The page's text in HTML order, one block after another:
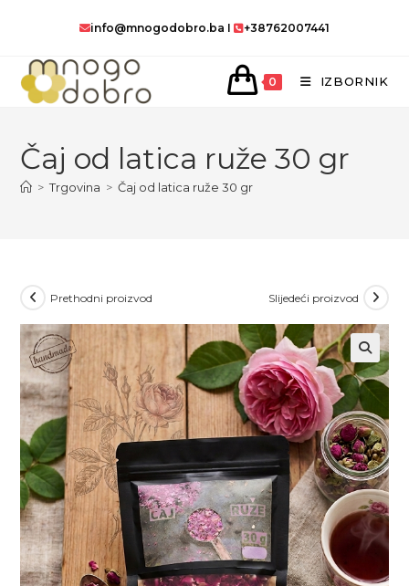
sadržaj
info@mnogodobro.ba I +38762007441
0 IZBORNIK
Čaj od latica ruže 30 gr
> Trgovina > Čaj od latica ruže 30 gr
Prethodni proizvod Slijedeći proizvod